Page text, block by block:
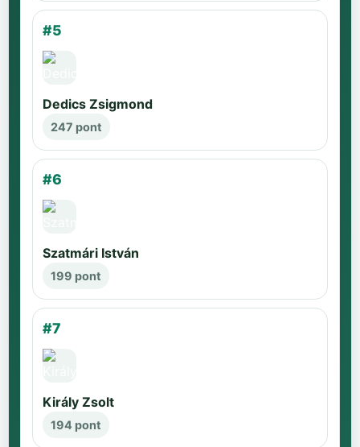
#5
Dedics Zsigmond
247 pont
#6
Szatmári István
199 pont
#7
Király Zsolt
194 pont